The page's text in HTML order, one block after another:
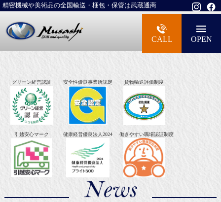
精密機械や美術品の全国輸送・梱包・保管は武蔵通商
大型精密機械・美術品・高級楽器の梱包・
CALL OPEN
グリーン経営認証 安全性優良事業所認定 貨物輸送評価制度
引越安心マーク 健康経営優良法人2024 働きやすい職場認証制度